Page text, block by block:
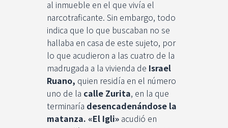
al inmueble en el que vivía el
narcotraficante. Sin embargo, todo
indica que lo que buscaban no se
hallaba en casa de este sujeto, por
lo que acudieron a las cuatro de la
madrugada a la vivienda de Israel
Ruano, quien residía en el número
uno de la calle Zurita, en la que
terminaría desencadenándose la
matanza. «El Igli»acudió en